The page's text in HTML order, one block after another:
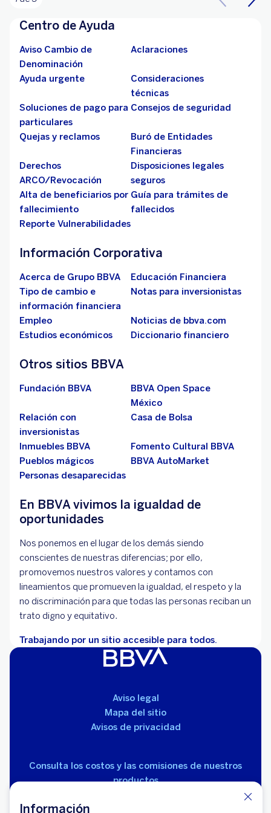
Información
Centro de Ayuda
Aviso Cambio de
Denominación
Aclaraciones
Ayuda urgente
Consideraciones
técnicas
Soluciones de pago para
particulares
Consejos de seguridad
Quejas y reclamos
Buró de Entidades
Financieras
Derechos
ARCO/Revocación
Disposiciones legales
seguros
Alta de beneficiarios por
fallecimiento
Guía para trámites de
fallecidos
Reporte Vulnerabilidades
Información Corporativa
Acerca de Grupo BBVA
Educación Financiera
Tipo de cambio e
información financiera
Notas para inversionistas
Empleo
Noticias de bbva.com
Estudios económicos
Diccionario financiero
Otros sitios BBVA
Fundación BBVA
BBVA Open Space
México
Relación con
inversionistas
Casa de Bolsa
Inmuebles BBVA
Fomento Cultural BBVA
Pueblos mágicos
BBVA AutoMarket
Personas desaparecidas
En BBVA vivimos la igualdad de
oportunidades
Nos ponemos en el lugar de los demás siendo
conscientes de nuestras diferencias; por ello,
promovemos nuestros valores y contamos con
lineamientos que promueven la igualdad, el respeto y la
no discriminación para que todas las personas reciban un
trato digno y equitativo.
Trabajando por un sitio accesible para todos.
Aviso legal
Mapa del sitio
Avisos de privacidad
Consulta los costos y las comisiones de nuestros
productos